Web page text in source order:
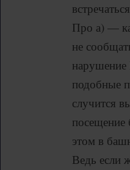
Про а) —
не
подобные
случится
посещение
этом в
Ведь если